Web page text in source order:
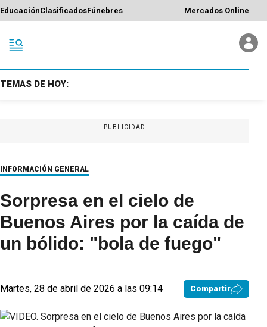
EducaciónClasificadosFúnebres Mercados Online
TEMAS DE HOY:
PUBLICIDAD
INFORMACIÓN GENERAL
Sorpresa en el cielo de
Buenos Aires por la caída de
un bólido: "bola de fuego"
Martes, 28 de abril de 2026 a las 09:14 Compartir